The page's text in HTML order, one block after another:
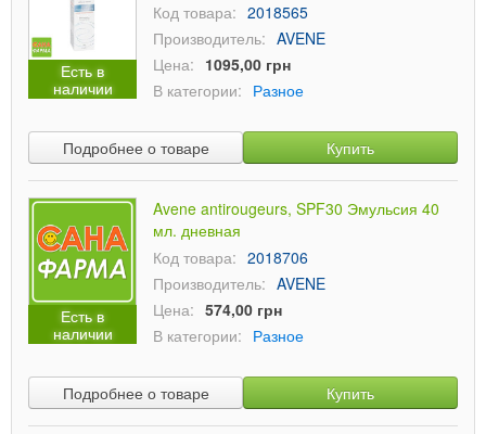
Есть в
наличии
Код товара: 2018565
Производитель: AVENE
Цена: 1095,00 грн
В категории: Разное
Подробнее о товаре Купить
Есть в
наличии
Avene antirougeurs, SPF30 Эмульсия 40
мл. дневная
Код товара: 2018706
Производитель: AVENE
Цена: 574,00 грн
В категории: Разное
Подробнее о товаре Купить